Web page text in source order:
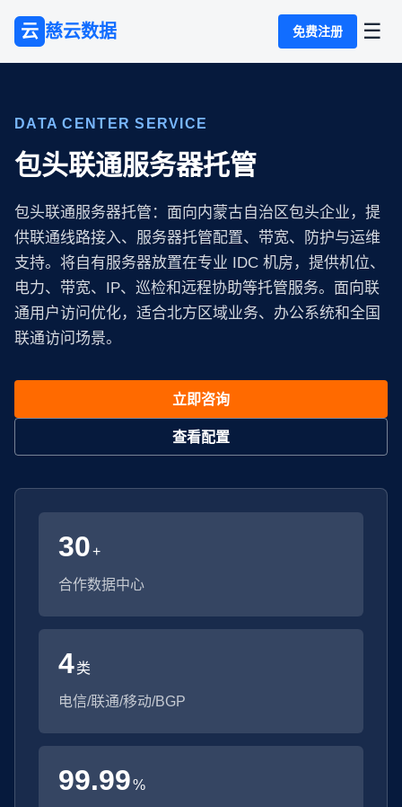
云 慈云数据 免费注册 ☰
DATA CENTER SERVICE
包头联通服务器托管
包头联通服务器托管：面向内蒙古自治区包头企业，提
供联通线路接入、服务器托管配置、带宽、防护与运维
支持。将自有服务器放置在专业 IDC 机房，提供机位、
电力、带宽、IP、巡检和远程协助等托管服务。面向联
通用户访问优化，适合北方区域业务、办公系统和全国
联通访问场景。
立即咨询
查看配置
30+
合作数据中心
4类
电信/联通/移动/BGP
99.99%